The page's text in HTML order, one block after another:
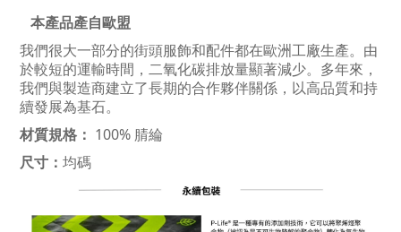
本產品產自歐盟
我們很大一部分的街頭服飾和配件都在歐洲工廠生產。由
於較短的運輸時間，二氧化碳排放量顯著減少。多年來，
我們與製造商建立了長期的合作夥伴關係，以高品質和持
續發展為基石。
材質規格： 100% 腈綸
尺寸： 均碼